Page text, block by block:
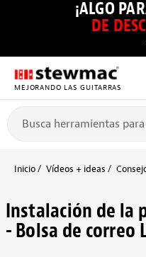
¡ALGO
DE
MEJORANDO LAS GUITARRAS
Inicio Vídeos + ideas
Instalación de la
- Bolsa de correo